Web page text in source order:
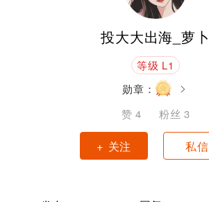
投大大出海_萝卜
等级 L1
勋章：
赞 4 粉丝 3
+ 关注 私信